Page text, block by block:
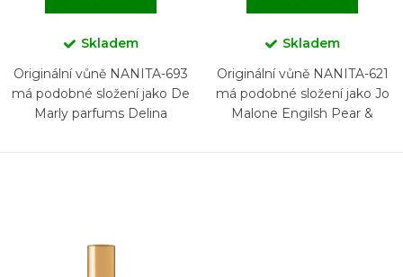
Skladem
Originální vůně NANITA-693
má podobné složení jako De
Marly parfums Delina
Skladem
Originální vůně NANITA-621
má podobné složení jako Jo
Malone Engilsh Pear &